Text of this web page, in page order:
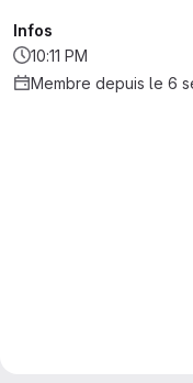
Infos
10:11 PM
Membre depuis le 6